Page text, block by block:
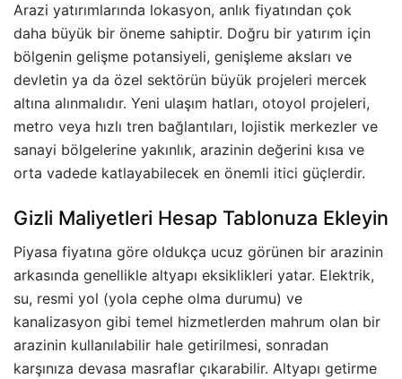
Arazi yatırımlarında lokasyon, anlık fiyatından çok
daha büyük bir öneme sahiptir. Doğru bir yatırım için
bölgenin gelişme potansiyeli, genişleme aksları ve
devletin ya da özel sektörün büyük projeleri mercek
altına alınmalıdır. Yeni ulaşım hatları, otoyol projeleri,
metro veya hızlı tren bağlantıları, lojistik merkezler ve
sanayi bölgelerine yakınlık, arazinin değerini kısa ve
orta vadede katlayabilecek en önemli itici güçlerdir.
Gizli Maliyetleri Hesap Tablonuza Ekleyin
Piyasa fiyatına göre oldukça ucuz görünen bir arazinin
arkasında genellikle altyapı eksiklikleri yatar. Elektrik,
su, resmi yol (yola cephe olma durumu) ve
kanalizasyon gibi temel hizmetlerden mahrum olan bir
arazinin kullanılabilir hale getirilmesi, sonradan
karşınıza devasa masraflar çıkarabilir. Altyapı getirme